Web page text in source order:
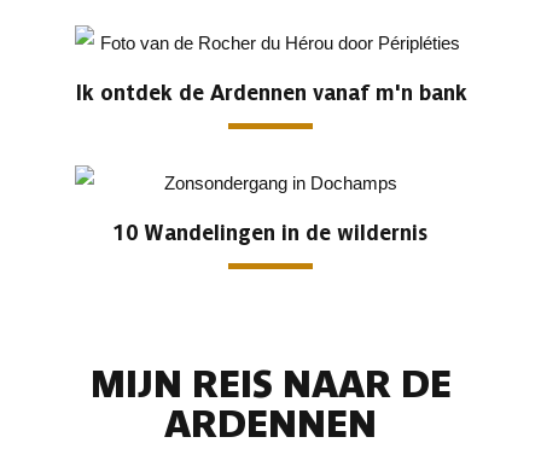
Ik ontdek de Ardennen vanaf m'n bank
10 Wandelingen in de wildernis
MIJN REIS NAAR DE
ARDENNEN